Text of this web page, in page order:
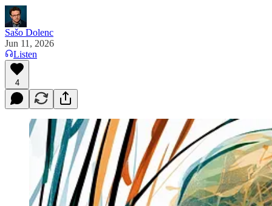
Sašo Dolenc
Jun 11, 2026
Listen
4